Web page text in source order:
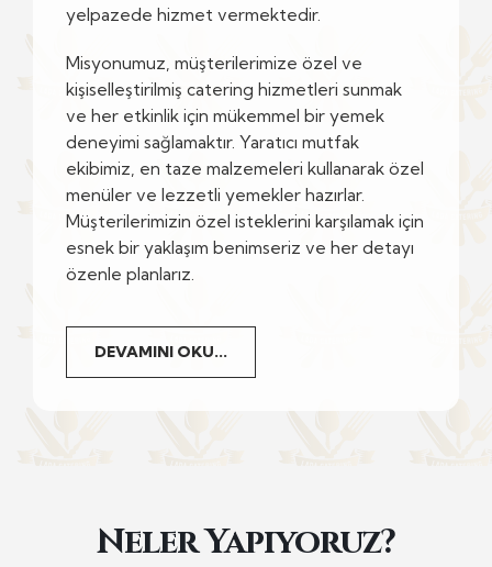
yelpazede hizmet vermektedir.
Misyonumuz, müşterilerimize özel ve
kişiselleştirilmiş catering hizmetleri sunmak
ve her etkinlik için mükemmel bir yemek
deneyimi sağlamaktır. Yaratıcı mutfak
ekibimiz, en taze malzemeleri kullanarak özel
menüler ve lezzetli yemekler hazırlar.
Müşterilerimizin özel isteklerini karşılamak için
esnek bir yaklaşım benimseriz ve her detayı
özenle planlarız.
DEVAMINI OKU...
Neler Yapıyoruz?